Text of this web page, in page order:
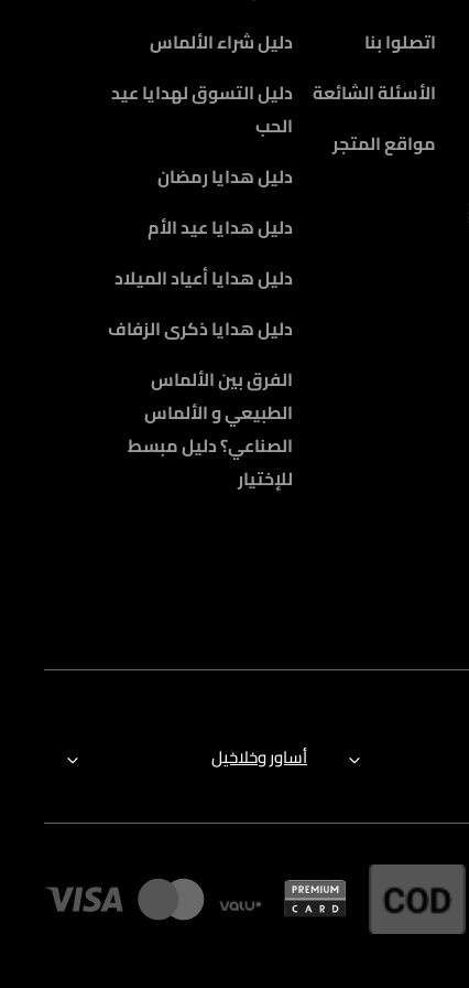
اتصلوا بنا
الأسئلة الشائعة
مواقع المتجر
دليل شراء الألماس
دليل التسوق لهدايا عيد
الحب
دليل هدايا رمضان
دليل هدايا عيد الأم
دليل هدايا أعياد الميلاد
دليل هدايا ذكرى الزفاف
الفرق بين الألماس
الطبيعي و الألماس
الصناعي؟ دليل مبسط
للإختيار
أساور وخلاخيل